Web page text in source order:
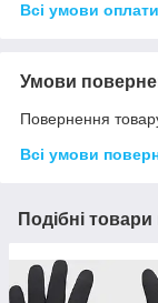
Всі умови оплати
Умови
Повернення
Всі умови
Подібні товари